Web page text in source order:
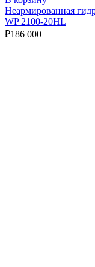
Неармированная
WP 2100-20HL
₽186 000